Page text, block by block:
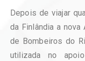
Depois de viajar
da Finlândia a nova
de Bombeiros do
utilizada no